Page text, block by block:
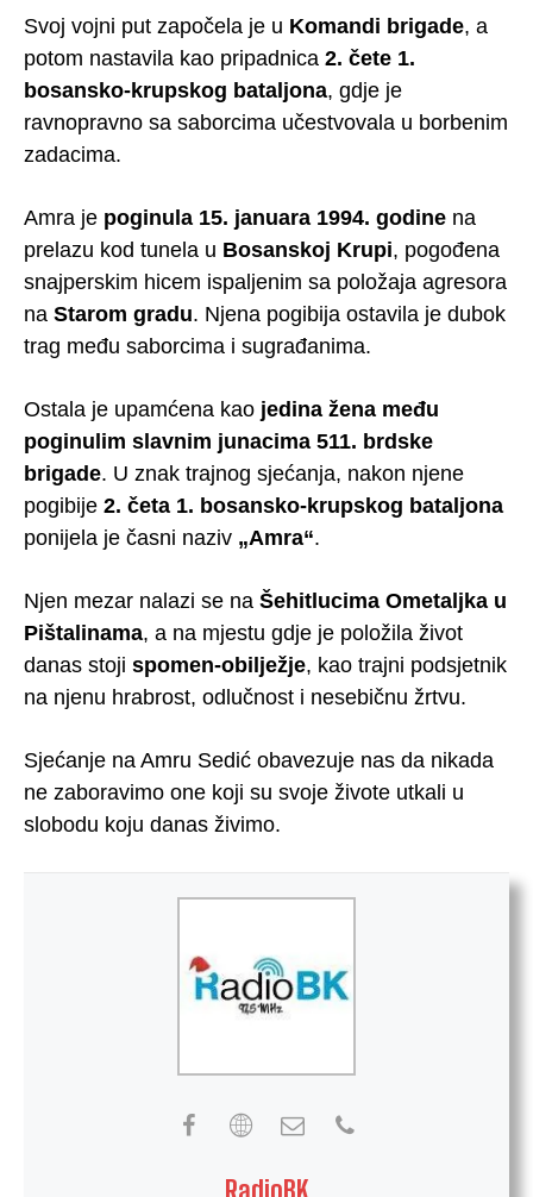
Svoj vojni put započela je u Komandi brigade, a
potom nastavila kao pripadnica 2. čete 1.
bosansko-krupskog bataljona, gdje je
ravnopravno sa saborcima učestvovala u borbenim
zadacima.
Amra je poginula 15. januara 1994. godine na
prelazu kod tunela u Bosanskoj Krupi, pogođena
snajperskim hicem ispaljenim sa položaja agresora
na Starom gradu. Njena pogibija ostavila je dubok
trag među saborcima i sugrađanima.
Ostala je upamćena kao jedina žena među
poginulim slavnim junacima 511. brdske
brigade. U znak trajnog sjećanja, nakon njene
pogibije 2. četa 1. bosansko-krupskog bataljona
ponijela je časni naziv „Amra“.
Njen mezar nalazi se na Šehitlucima Ometaljka u
Pištalinama, a na mjestu gdje je položila život
danas stoji spomen-obilježje, kao trajni podsjetnik
na njenu hrabrost, odlučnost i nesebičnu žrtvu.
Sjećanje na Amru Sedić obavezuje nas da nikada
ne zaboravimo one koji su svoje živote utkali u
slobodu koju danas živimo.
RadioBK